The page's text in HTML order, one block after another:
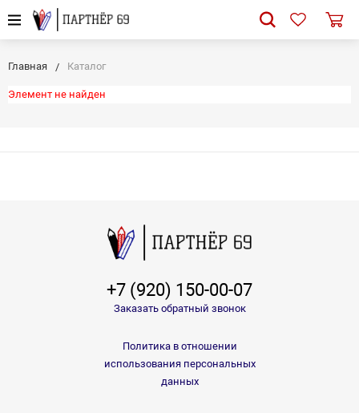
Главная Каталог
Элемент не найден
+7 (920) 150-00-07
Заказать обратный звонок
Политика в отношении
использования персональных
данных